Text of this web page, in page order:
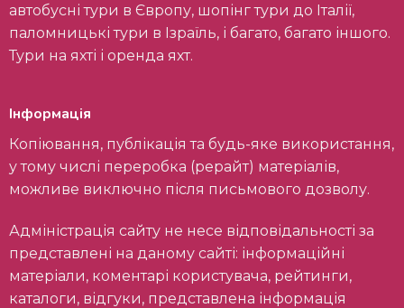
автобусні тури в Європу, шопінг тури до Італії,
паломницькі тури в Ізраїль, і багато, багато іншого.
Тури на яхті і оренда яхт.
Інформація
Копіювання, публікація та будь-яке використання,
у тому числі переробка (рерайт) матеріалів,
можливе виключно після письмового дозволу.
Адміністрація сайту не несе відповідальності за
представлені на даному сайті: інформаційні
матеріали, коментарі користувача, рейтинги,
каталоги, відгуки, представлена інформація